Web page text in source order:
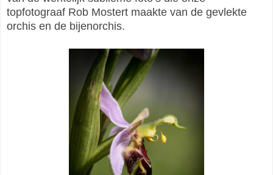
topfotograaf Rob Mostert maakte van de gevlekte
orchis en de bijenorchis.